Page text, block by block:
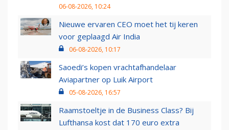
06-08-2026, 10:24
Nieuwe ervaren CEO moet het tij keren
voor geplaagd Air India
06-08-2026, 10:17
Saoedi’s kopen vrachtafhandelaar
Aviapartner op Luik Airport
05-08-2026, 16:57
Raamstoeltje in de Business Class? Bij
Lufthansa kost dat 170 euro extra